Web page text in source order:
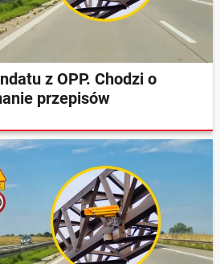
z OPP. Chodzi o
przepisów